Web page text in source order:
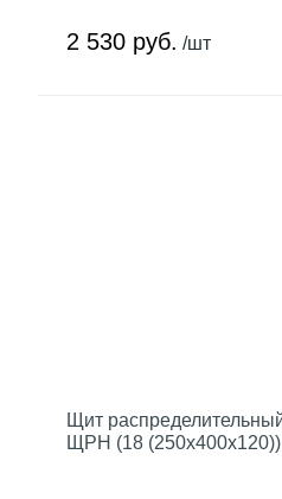
2 530 руб. /шт
Щит
ЩРН (18 (250х400х120))